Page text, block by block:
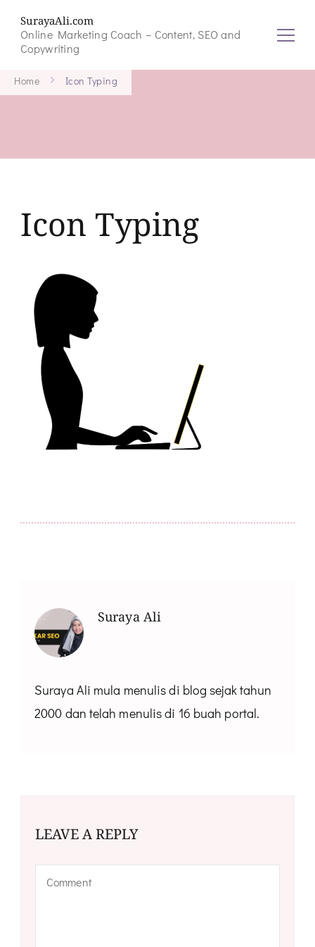
SurayaAli.com
Online Marketing Coach – Content, SEO and
Copywriting
Home Icon Typing
Icon Typing
Suraya Ali
Suraya Ali mula menulis di blog sejak tahun
2000 dan telah menulis di 16 buah portal.
LEAVE A REPLY